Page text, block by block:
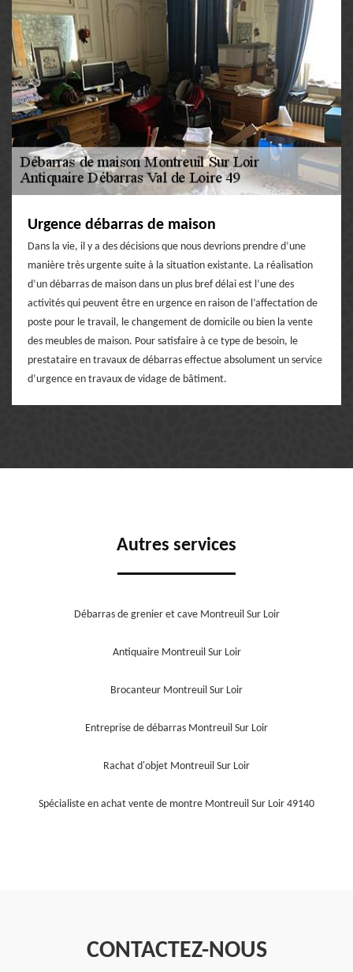
Urgence débarras de maison
Dans la vie, il y a des décisions que nous devrions prendre d’une
manière très urgente suite à la situation existante. La réalisation
d’un débarras de maison dans un plus bref délai est l’une des
activités qui peuvent être en urgence en raison de l’affectation de
poste pour le travail, le changement de domicile ou bien la vente
des meubles de maison. Pour satisfaire à ce type de besoin, le
prestataire en travaux de débarras effectue absolument un service
d’urgence en travaux de vidage de bâtiment.
Autres services
Débarras de grenier et cave Montreuil Sur Loir
Antiquaire Montreuil Sur Loir
Brocanteur Montreuil Sur Loir
Entreprise de débarras Montreuil Sur Loir
Rachat d'objet Montreuil Sur Loir
Spécialiste en achat vente de montre Montreuil Sur Loir 49140
CONTACTEZ-NOUS